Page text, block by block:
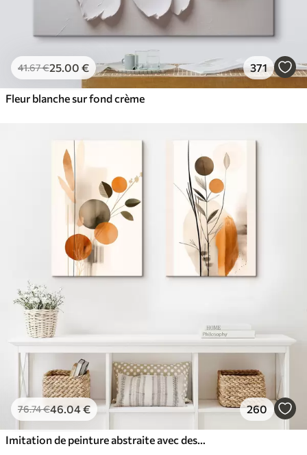
41.67€25.00 € 371
Fleur blanche sur fond crème
76.74€46.04€ 260
Imitation de peinture abstraite avec des cercles orange et gris, des feuilles et des branches, style moderne, effet aquarelle